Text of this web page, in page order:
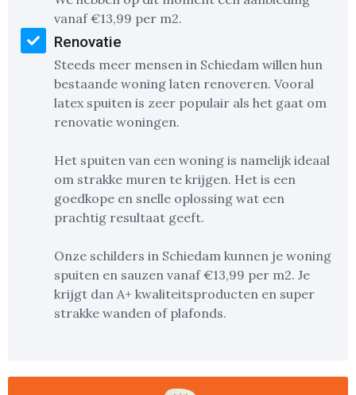
vanaf €13,99 per m2.
Renovatie
Steeds meer mensen in Schiedam willen hun
bestaande woning laten renoveren. Vooral
latex spuiten is zeer populair als het gaat om
renovatie woningen.
Het spuiten van een woning is namelijk ideaal
om strakke muren te krijgen. Het is een
goedkope en snelle oplossing wat een
prachtig resultaat geeft.
Onze schilders in Schiedam kunnen je woning
spuiten en sauzen vanaf €13,99 per m2. Je
krijgt dan A+ kwaliteitsproducten en super
strakke wanden of plafonds.